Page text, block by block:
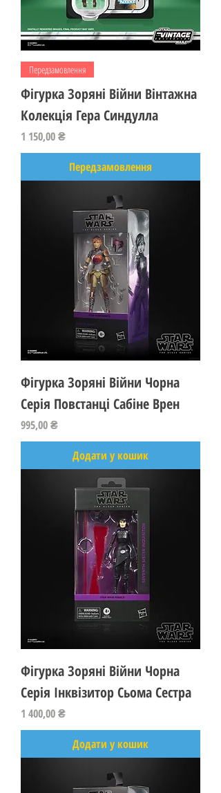
Передзамовлення
Фігурка Зоряні Війни Вінтажна
Колекція Гера Синдулла
Ціна
1 150,00 ₴
Передзамовлення
Фігурка Зоряні Війни Чорна
Серія Повстанці Сабіне Врен
Ціна
995,00 ₴
Додати у кошик
Фігурка Зоряні Війни Чорна
Серія Інквізитор Сьома Сестра
Ціна
1 400,00 ₴
Додати у кошик